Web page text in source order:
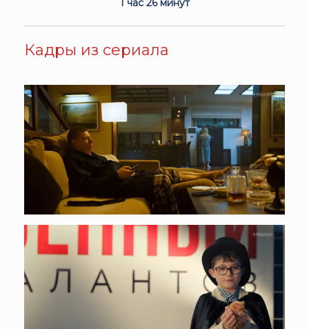
1 час 26 минут
Кадры из сериала